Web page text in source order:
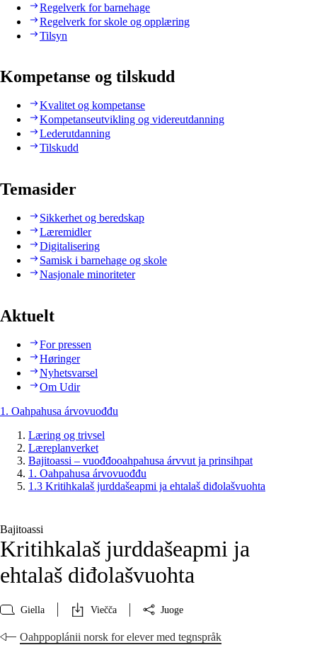
Regelverk for barnehage
Regelverk for skole og opplæring
Tilsyn
Kompetanse og tilskudd
Kvalitet og kompetanse
Kompetanseutvikling og videreutdanning
Lederutdanning
Tilskudd
Temasider
Sikkerhet og beredskap
Læremidler
Digitalisering
Samisk i barnehage og skole
Nasjonale minoriteter
Aktuelt
For pressen
Høringer
Nyhetsvarsel
Om Udir
1. Oahpahusa árvovuođđu
Læring og trivsel
Læreplanverket
Bajitoassi – vuođđooahpahusa árvvut ja prinsihpat
1. Oahpahusa árvovuođđu
1.3 Kritihkalaš jurddašeapmi ja ehtalaš diđolašvuohta
Bajitoassi
Kritihkalaš jurddašeapmi ja
ehtalaš diđolašvuohta
Giella Viečča Juoge
Oahppoplánii norsk for elever med tegnspråk